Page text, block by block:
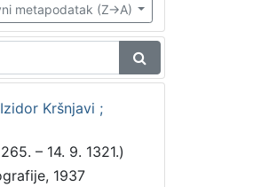
metapodatak (Z->A)
Kršnjavi ;
– 14. 9. 1321.)
1937